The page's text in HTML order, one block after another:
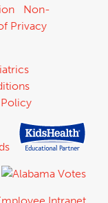
Non-
Privacy
Intranet